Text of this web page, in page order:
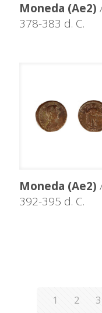
Moneda (Ae2)
378-383 d. C.
Moneda (Ae2)
392-395 d. C.
1 2 3